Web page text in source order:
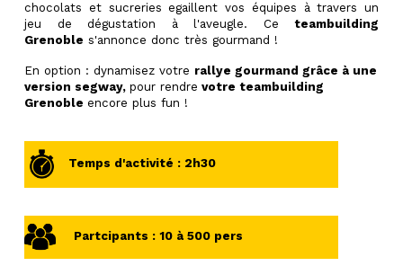
chocolats et sucreries egaillent vos équipes à travers un
jeu de dégustation à l'aveugle. Ce teambuilding
Grenoble s'annonce donc très gourmand !
En option : dynamisez votre rallye gourmand grâce à une
version segway, pour rendre votre teambuilding
Grenoble encore plus fun !
Temps d'activité : 2h30
Partcipants : 10 à 500 pers